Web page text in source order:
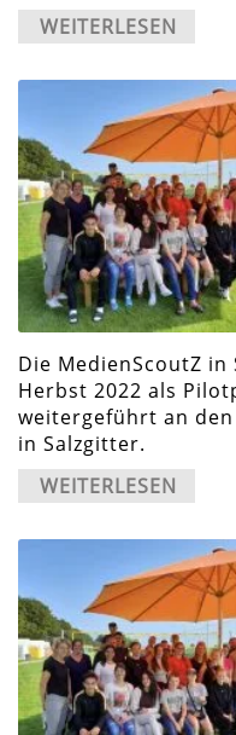
WEITERLESEN
Die MedienScoutZ
Herbst 2022 als
weitergeführt an
in Salzgitter.
WEITERLESEN